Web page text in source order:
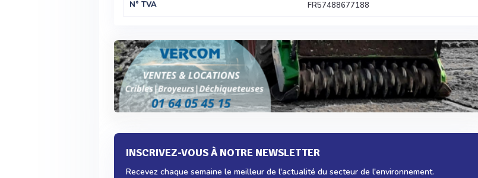
N° TVA
FR57488677188
INSCRIVEZ-VOUS À NOTRE NEWSLETTER
Recevez chaque semaine le meilleur de l'actualité du secteur de l'environnement.